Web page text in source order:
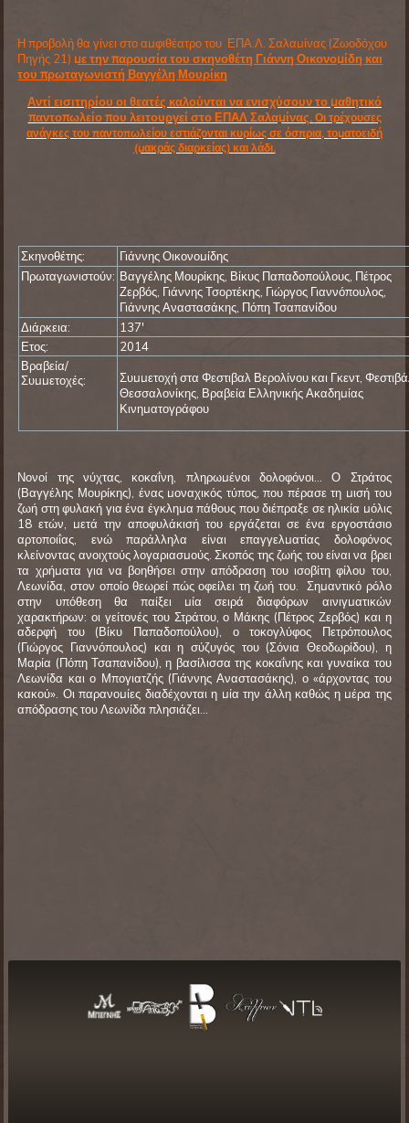
Η προβολή θα γίνει στο αμφιθέατρο του ΕΠΑ.Λ. Σαλαμίνας (Ζωοδόχου
Πηγής 21) με την παρουσία του σκηνοθέτη Γιάννη Οικονομίδη και
του πρωταγωνιστή Βαγγέλη Μουρίκη
Αντί εισιτηρίου οι θεατές καλούνται να ενισχύσουν το μαθητικό
παντοπωλείο που λειτουργεί στο ΕΠΑΛ Σαλαμίνας. Οι τρέχουσες
ανάγκες του παντοπωλείου εστιάζονται κυρίως σε όσπρια, τοματοειδή
(μακράς διαρκείας) και λάδι.
Σκηνοθέτης:
Γιάννης Οικονομίδης
Πρωταγωνιστούν: Βαγγέλης Μουρίκης, Βίκυς Παπαδοπούλους, Πέτρος
Ζερβός, Γιάννης Τσορτέκης, Γιώργος Γιαννόπουλος,
Γιάννης Αναστασάκης, Πόπη Τσαπανίδου
Διάρκεια:
137'
Ετος:
2014
Βραβεία/
Συμμετοχές:
Συμμετοχή στα Φεστιβαλ Βερολίνου και Γκεντ,
Θεσσαλονίκης, Βραβεία Ελληνικής Ακαδημίας
Κινηματογράφου
Νονοί της νύχτας, κοκαΐνη, πληρωμένοι δολοφόνοι… Ο Στράτος
(Βαγγέλης Μουρίκης), ένας μοναχικός τύπος, που πέρασε τη μισή του
ζωή στη φυλακή για ένα έγκλημα πάθους που διέπραξε σε ηλικία μόλις
18 ετών, μετά την αποφυλάκισή του εργάζεται σε ένα εργοστάσιο
αρτοποιΐας, ενώ παράλληλα είναι επαγγελματίας δολοφόνος
κλείνοντας ανοιχτούς λογαριασμούς. Σκοπός της ζωής του είναι να βρει
τα χρήματα για να βοηθήσει στην απόδραση του ισοβίτη φίλου του,
Λεωνίδα, στον οποίο θεωρεί πώς οφείλει τη ζωή του. Σημαντικό ρόλο
στην υπόθεση θα παίξει μία σειρά διαφόρων αινιγματικών
χαρακτήρων: οι γείτονές του Στράτου, ο Μάκης (Πέτρος Ζερβός) και η
αδερφή του (Βίκυ Παπαδοπούλου), ο τοκογλύφος Πετρόπουλος
(Γιώργος Γιαννόπουλος) και η σύζυγός του (Σόνια Θεοδωρίδου), η
Μαρία (Πόπη Τσαπανίδου), η βασίλισσα της κοκαΐνης και γυναίκα του
Λεωνίδα και ο Μπογιατζής (Γιάννης Αναστασάκης), ο «άρχοντας του
κακού». Οι παρανομίες διαδέχονται η μία την άλλη καθώς η μέρα της
απόδρασης του Λεωνίδα πλησιάζει…